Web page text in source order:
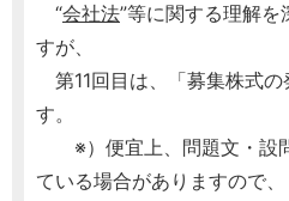
“会社法”等に関する理解を
すが、
第11回目は、「募集株式
す。
※）便宜上、問題文・設
ている場合がありますので、